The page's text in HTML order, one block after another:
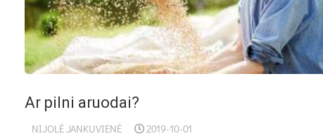
Ar pilni aruodai?
NIJOLĖ JANKUVIENĖ 2019-10-01